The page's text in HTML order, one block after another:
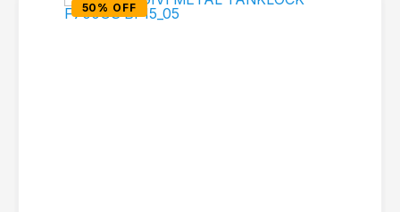
50% OFF